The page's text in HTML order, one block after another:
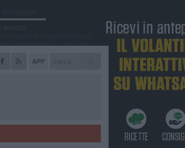
APP
improvvisata in aeroporto a
AGOSTO
caldo, il Comune di Bisceglie
incendiate nella notte in via Dieta
5 AGOSTO